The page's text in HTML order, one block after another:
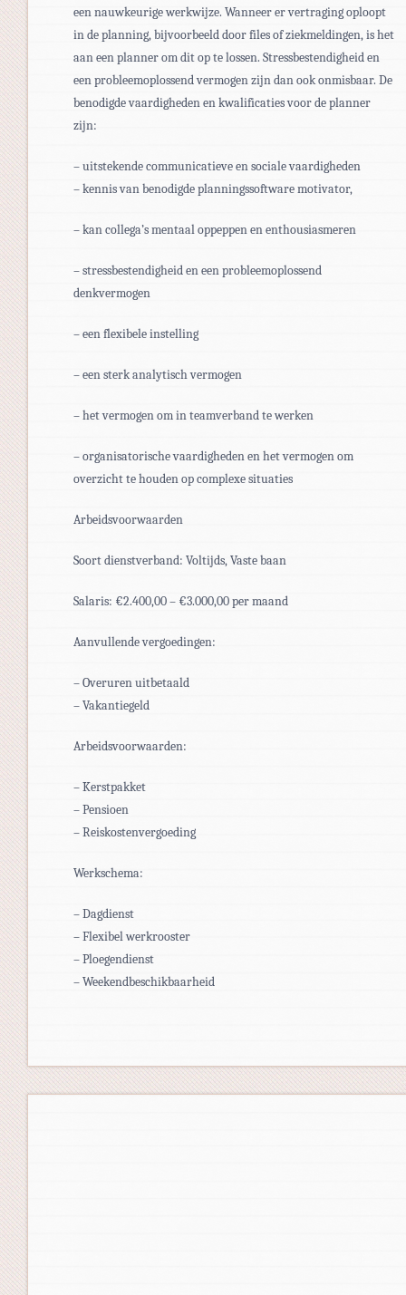
een nauwkeurige werkwijze. Wanneer er vertraging oploopt
in de planning, bijvoorbeeld door files of ziekmeldingen, is het
aan een planner om dit op te lossen. Stressbestendigheid en
een probleemoplossend vermogen zijn dan ook onmisbaar. De
benodigde vaardigheden en kwalificaties voor de planner
zijn:
– uitstekende communicatieve en sociale vaardigheden
– kennis van benodigde planningssoftware motivator,
– kan collega’s mentaal oppeppen en enthousiasmeren
– stressbestendigheid en een probleemoplossend
denkvermogen
– een flexibele instelling
– een sterk analytisch vermogen
– het vermogen om in teamverband te werken
– organisatorische vaardigheden en het vermogen om
overzicht te houden op complexe situaties
Arbeidsvoorwaarden
Soort dienstverband: Voltijds, Vaste baan
Salaris: €2.400,00 – €3.000,00 per maand
Aanvullende vergoedingen:
– Overuren uitbetaald
– Vakantiegeld
Arbeidsvoorwaarden:
– Kerstpakket
– Pensioen
– Reiskostenvergoeding
Werkschema:
– Dagdienst
– Flexibel werkrooster
– Ploegendienst
– Weekendbeschikbaarheid